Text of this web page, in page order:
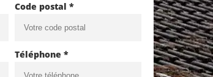
Code postal *
Téléphone *